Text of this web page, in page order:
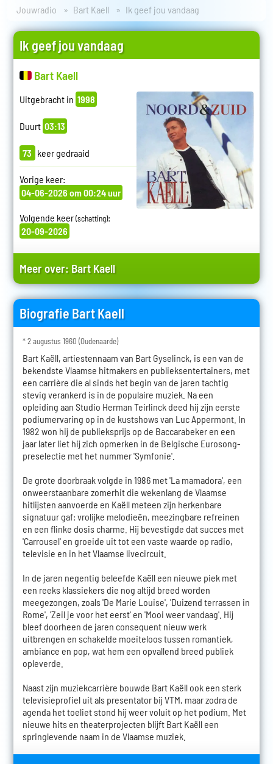
Jouwradio Bart Kaell Ik geef jou vandaag
Ik geef jou vandaag
Bart Kaell
Uitgebracht in 1998
Duurt 03:13
73 keer gedraaid
Vorige keer:
04-06-2026 om 00:24 uur
Volgende keer(schatting):
20-09-2026
Meer over: Bart Kaell
Biografie Bart Kaell
* 2 augustus 1960 (Oudenaarde)
Bart Kaëll, artiestennaam van Bart Gyselinck, is een van de
bekendste Vlaamse hitmakers en publieksentertainers, met
een carrière die al sinds het begin van de jaren tachtig
stevig verankerd is in de populaire muziek. Na een
opleiding aan Studio Herman Teirlinck deed hij zijn eerste
podiumervaring op in de kustshows van Luc Appermont. In
1982 won hij de publieksprijs op de Baccarabeker en een
jaar later liet hij zich opmerken in de Belgische Eurosong-
preselectie met het nummer 'Symfonie'.
De grote doorbraak volgde in 1986 met 'La mamadora', een
onweerstaanbare zomerhit die wekenlang de Vlaamse
hitlijsten aanvoerde en Kaëll meteen zijn herkenbare
signatuur gaf: vrolijke melodieën, meezingbare refreinen
en een flinke dosis charme. Hij bevestigde dat succes met
'Carrousel' en groeide uit tot een vaste waarde op radio,
televisie en in het Vlaamse livecircuit.
In de jaren negentig beleefde Kaëll een nieuwe piek met
een reeks klassiekers die nog altijd breed worden
meegezongen, zoals 'De Marie Louise', 'Duizend terrassen in
Rome', 'Zeil je voor het eerst' en 'Mooi weer vandaag'. Hij
bleef doorheen de jaren consequent nieuw werk
uitbrengen en schakelde moeiteloos tussen romantiek,
ambiance en pop, wat hem een opvallend breed publiek
opleverde.
Naast zijn muziekcarrière bouwde Bart Kaëll ook een sterk
televisieprofiel uit als presentator bij VTM, maar zodra de
agenda het toeliet stond hij weer voluit op het podium. Met
nieuwe hits en theaterprojecten blijft Bart Kaëll een
springlevende naam in de Vlaamse muziek.